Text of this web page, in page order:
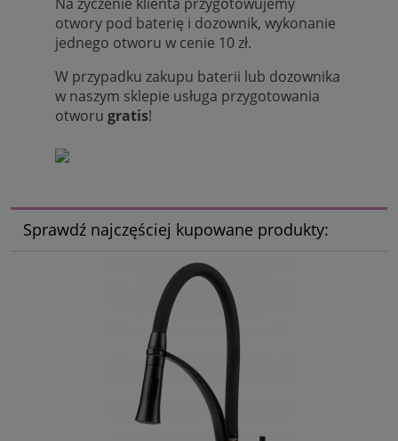
otwory pod baterię i dozownik, wykonanie
jednego otworu w cenie 10 zł.
W przypadku zakupu baterii lub dozownika
w naszym sklepie usługa przygotowania
otworu gratis!
Sprawdź najczęściej kupowane produkty: